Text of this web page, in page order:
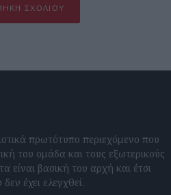
ΣΧΟΛΊΟΥ
πρωτότυπο περιεχόμενο που
του ομάδα και τους εξωτερικούς
είναι βασική του αρχή και έτσι
έχει ελεγχθεί.